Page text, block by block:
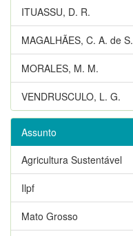
ITUASSU, D. R.
MAGALHÃES, C. A. de S.
MORALES, M. M.
VENDRUSCULO, L. G.
Assunto
Agricultura Sustentável
Ilpf
Mato Grosso